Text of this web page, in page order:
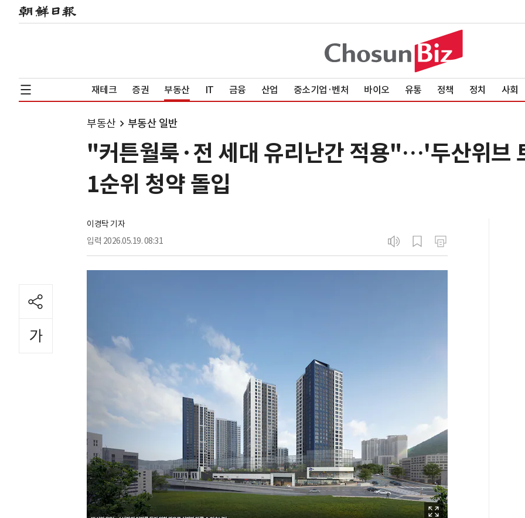
재테크 증권 부동산 IT 금융 산업 중소기업·벤처 바이오 유통 정책 정치 사회
부동산 부동산 일반
"커튼월룩·전 세대 유리난간 적용"…'두산위브
1순위 청약 돌입
이경탁 기자
입력 2026.05.19. 08:31